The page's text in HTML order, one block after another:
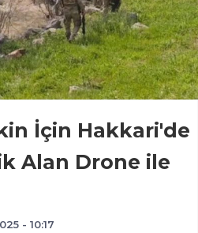
İçin Hakkari'de
Alan Drone ile
- 10:17